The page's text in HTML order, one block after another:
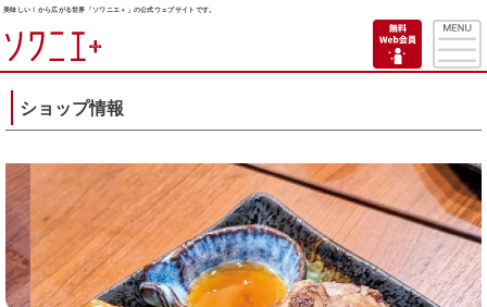
美味しい！から広がる世界「ソワニエ＋」の公式ウェブサイトです。
ショップ情報